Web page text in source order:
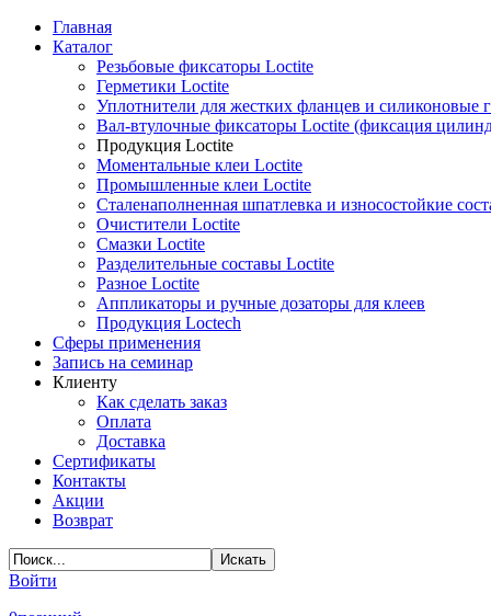
Главная
Каталог
Резьбовые фиксаторы Loctite
Герметики Loctite
Уплотнители для жестких фланцев и силиконовые
Вал-втулочные фиксаторы Loctite (фиксация
Продукция Loctite
Моментальные клеи Loctite
Промышленные клеи Loctite
Сталенаполненная шпатлевка и износостойкие
Очистители Loctite
Смазки Loctite
Разделительные составы Loctite
Разное Loctite
Аппликаторы и ручные дозаторы для клеев
Продукция Loctech
Сферы применения
Запись на семинар
Клиенту
Как сделать заказ
Оплата
Доставка
Сертификаты
Контакты
Акции
Возврат
Войти